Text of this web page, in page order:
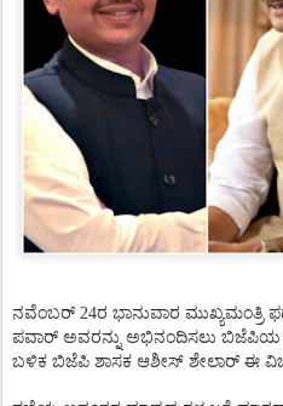
ನವೆಂಬರ್ 24ರ ಭಾನುವಾರ ಮುಖ್ಯಮಂತ್ರಿ
ಪವಾರ್ ಅವರನ್ನು ಅಭಿನಂದಿಸಲು ಬಿಜೆಪಿಯ
ಬಳಿಕ ಬಿಜೆಪಿ ಶಾಸಕ ಆಶೀಸ್ ಶೇಲಾರ್ ಈ